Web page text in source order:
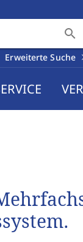
search
Erweiterte Suche